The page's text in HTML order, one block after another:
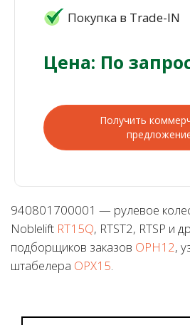
Покупка в Trade-IN
Цена: По
Получить
940801700001 — рулевое
Noblelift RT15Q, RTST2, RTSP и
подборщиков заказов OPH12,
штабелера OPX15